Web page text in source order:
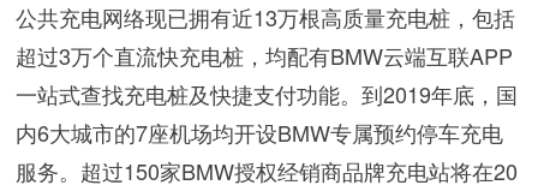
公共充电网络现已拥有近13万根高质量充电桩，包括
超过3万个直流快充电桩，均配有BMW云端互联APP
一站式查找充电桩及快捷支付功能。到2019年底，国
内6大城市的7座机场均开设BMW专属预约停车充电
服务。超过150家BMW授权经销商品牌充电站将在20